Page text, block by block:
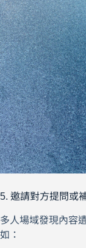
5. 邀請對方提問或
多人場域發現內容
如：